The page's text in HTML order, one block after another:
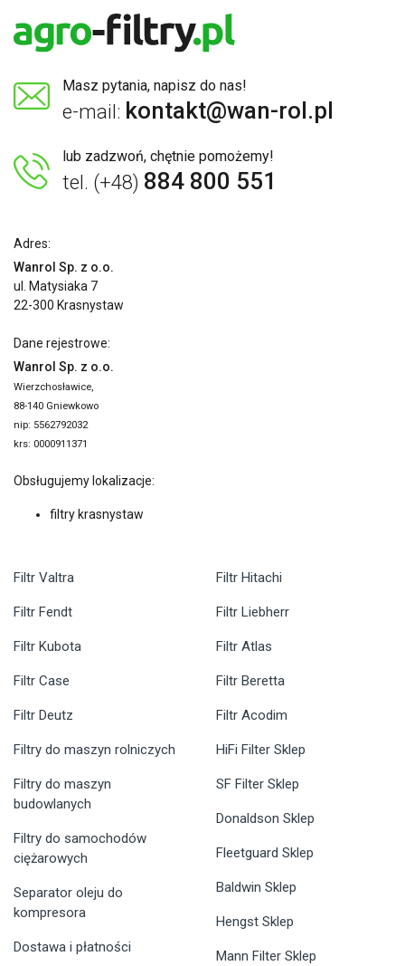
Masz pytania, napisz do nas!
e-mail: kontakt@wan-rol.pl
lub zadzwoń, chętnie pomożemy!
tel. (+48) 884 800 551
Adres:
Wanrol Sp. z o.o.
ul. Matysiaka 7
22-300 Krasnystaw
Dane rejestrowe:
Wanrol Sp. z o.o.
Wierzchosławice,
88-140 Gniewkowo
nip: 5562792032
krs: 0000911371
Obsługujemy lokalizacje:
filtry krasnystaw
Filtr Valtra
Filtr Fendt
Filtr Kubota
Filtr Case
Filtr Deutz
Filtr Hitachi
Filtr Liebherr
Filtr Atlas
Filtr Beretta
Filtr Acodim
Filtry do maszyn rolniczych
Filtry do maszyn
budowlanych
Filtry do samochodów
ciężarowych
Separator oleju do
kompresora
Dostawa i płatności
HiFi Filter Sklep
SF Filter Sklep
Donaldson Sklep
Fleetguard Sklep
Baldwin Sklep
Hengst Sklep
Mann Filter Sklep